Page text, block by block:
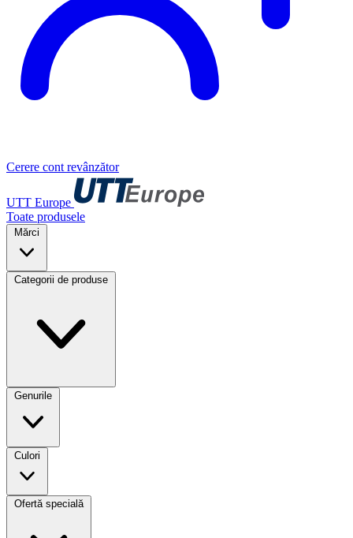
Cerere cont revânzător
UTT Europe
Toate produsele
Mărci
Categorii de produse
Genurile
Culori
Ofertă specială